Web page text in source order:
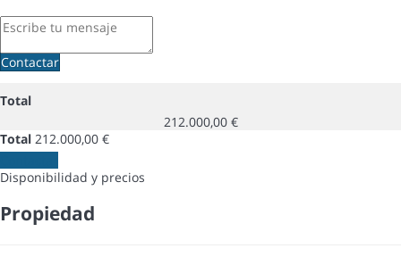
Contactar
Total
212.000,00 €
Total 212.000,00 €
Disponibilidad y precios
Propiedad